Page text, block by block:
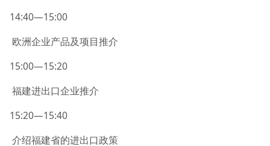
14:40—15:00
欧洲企业产品及项目推介
15:00—15:20
福建进出口企业推介
15:20—15:40
介绍福建省的进出口政策